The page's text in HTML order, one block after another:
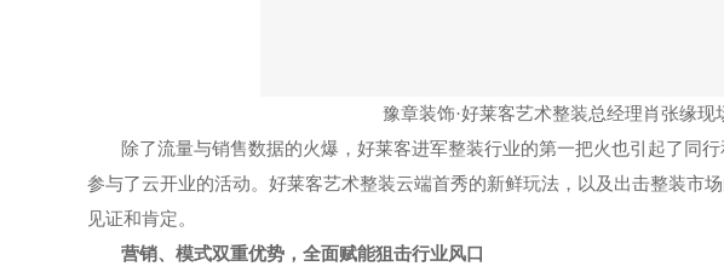
豫章装饰·好莱客艺术整装总经理肖张缘现
除了流量与销售数据的火爆，好莱客进军整装行业的第一把火也引起了同
参与了云开业的活动。好莱客艺术整装云端首秀的新鲜玩法，以及出击整装市
见证和肯定。
营销、模式双重优势，全面赋能狙击行业风口